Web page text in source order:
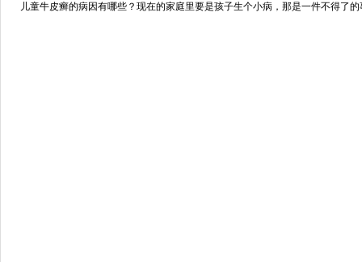
预约量
儿童牛皮癣的病因有哪些？现在的家庭里要是孩子生个小病，那是一件不得了的